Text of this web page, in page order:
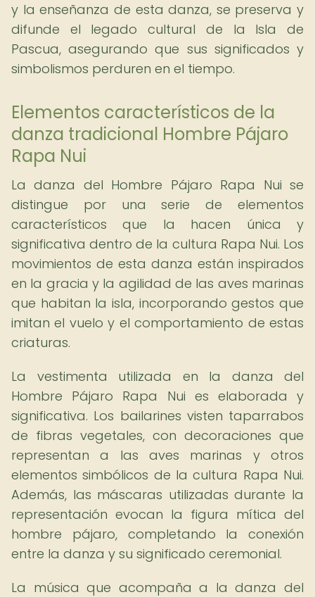
y la enseñanza de esta danza, se preserva y
difunde el legado cultural de la Isla de
Pascua, asegurando que sus significados y
simbolismos perduren en el tiempo.
Elementos característicos de la
danza tradicional Hombre Pájaro
Rapa Nui
La danza del Hombre Pájaro Rapa Nui se
distingue por una serie de elementos
característicos que la hacen única y
significativa dentro de la cultura Rapa Nui. Los
movimientos de esta danza están inspirados
en la gracia y la agilidad de las aves marinas
que habitan la isla, incorporando gestos que
imitan el vuelo y el comportamiento de estas
criaturas.
La vestimenta utilizada en la danza del
Hombre Pájaro Rapa Nui es elaborada y
significativa. Los bailarines visten taparrabos
de fibras vegetales, con decoraciones que
representan a las aves marinas y otros
elementos simbólicos de la cultura Rapa Nui.
Además, las máscaras utilizadas durante la
representación evocan la figura mítica del
hombre pájaro, completando la conexión
entre la danza y su significado ceremonial.
La música que acompaña a la danza del